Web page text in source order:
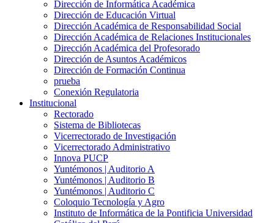
Dirección de Informática Académica
Dirección de Educación Virtual
Dirección Académica de Responsabilidad Social
Dirección Académica de Relaciones Institucionales
Dirección Académica del Profesorado
Dirección de Asuntos Académicos
Dirección de Formación Continua
prueba
Conexión Regulatoria
Institucional
Rectorado
Sistema de Bibliotecas
Vicerrectorado de Investigación
Vicerrectorado Administrativo
Innova PUCP
Yuntémonos | Auditorio A
Yuntémonos | Auditorio B
Yuntémonos | Auditorio C
Coloquio Tecnología y Agro
Instituto de Informática de la Pontificia Universidad